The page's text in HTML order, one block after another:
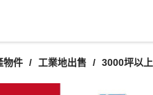
物件 工業地出售 3000坪以上